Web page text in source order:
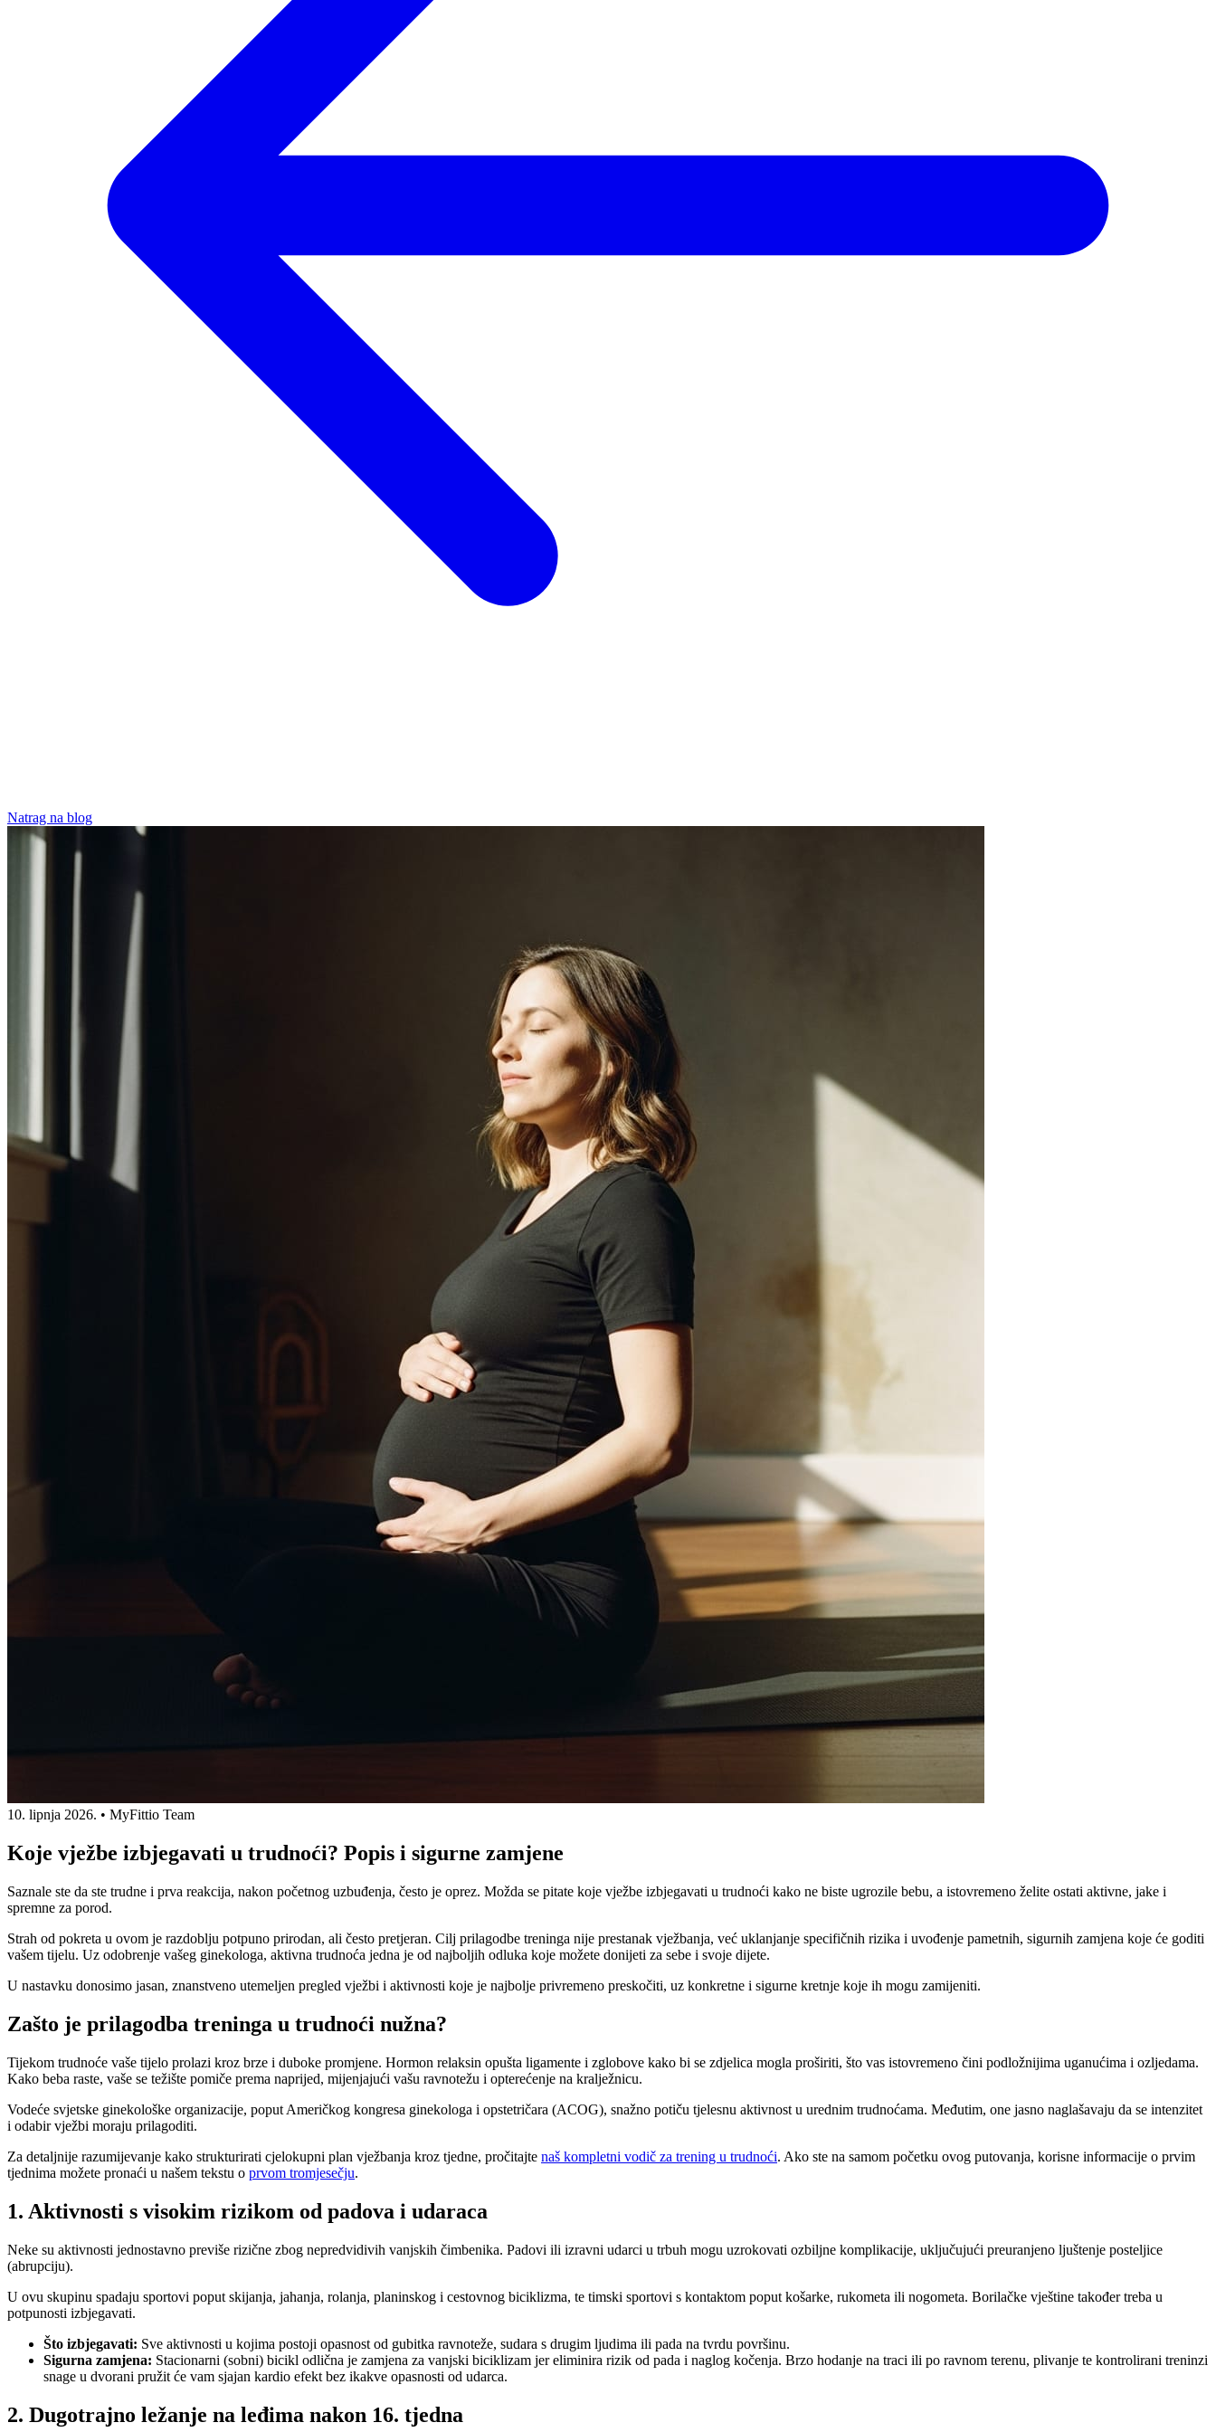
Natrag na blog
10. lipnja 2026. • MyFittio Team
Koje vježbe izbjegavati u trudnoći? Popis i sigurne zamjene
Saznale ste da ste trudne i prva reakcija, nakon početnog uzbuđenja, često je oprez. Možda se pitate koje vježbe izbjegavati u trudnoći kako ne biste ugrozile bebu, a istovremeno želite ostati aktivne, jake i
spremne za porod.
Strah od pokreta u ovom je razdoblju potpuno prirodan, ali često pretjeran. Cilj prilagodbe treninga nije prestanak vježbanja, već uklanjanje specifičnih rizika i uvođenje pametnih, sigurnih zamjena koje će goditi
vašem tijelu. Uz odobrenje vašeg ginekologa, aktivna trudnoća jedna je od najboljih odluka koje možete donijeti za sebe i svoje dijete.
U nastavku donosimo jasan, znanstveno utemeljen pregled vježbi i aktivnosti koje je najbolje privremeno preskočiti, uz konkretne i sigurne kretnje koje ih mogu zamijeniti.
Zašto je prilagodba treninga u trudnoći nužna?
Tijekom trudnoće vaše tijelo prolazi kroz brze i duboke promjene. Hormon relaksin opušta ligamente i zglobove kako bi se zdjelica mogla proširiti, što vas istovremeno čini podložnijima uganućima i ozljedama.
Kako beba raste, vaše se težište pomiče prema naprijed, mijenjajući vašu ravnotežu i opterećenje na kralježnicu.
Vodeće svjetske ginekološke organizacije, poput Američkog kongresa ginekologa i opstetričara (ACOG), snažno potiču tjelesnu aktivnost u urednim trudnoćama. Međutim, one jasno naglašavaju da se intenzitet
i odabir vježbi moraju prilagoditi.
Za detaljnije razumijevanje kako strukturirati cjelokupni plan vježbanja kroz tjedne, pročitajte naš kompletni vodič za trening u trudnoći. Ako ste na samom početku ovog putovanja, korisne informacije o prvim
tjednima možete pronaći u našem tekstu o prvom tromjesečju.
1. Aktivnosti s visokim rizikom od padova i udaraca
Neke su aktivnosti jednostavno previše rizične zbog nepredvidivih vanjskih čimbenika. Padovi ili izravni udarci u trbuh mogu uzrokovati ozbiljne komplikacije, uključujući preuranjeno ljuštenje posteljice
(abrupciju).
U ovu skupinu spadaju sportovi poput skijanja, jahanja, rolanja, planinskog i cestovnog biciklizma, te timski sportovi s kontaktom poput košarke, rukometa ili nogometa. Borilačke vještine također treba u
potpunosti izbjegavati.
Što izbjegavati: Sve aktivnosti u kojima postoji opasnost od gubitka ravnoteže, sudara s drugim ljudima ili pada na tvrdu površinu.
Sigurna zamjena: Stacionarni (sobni) bicikl odlična je zamjena za vanjski biciklizam jer eliminira rizik od pada i naglog kočenja. Brzo hodanje na traci ili po ravnom terenu, plivanje te kontrolirani treninzi
snage u dvorani pružit će vam sjajan kardio efekt bez ikakve opasnosti od udarca.
2. Dugotrajno ležanje na leđima nakon 16. tjedna